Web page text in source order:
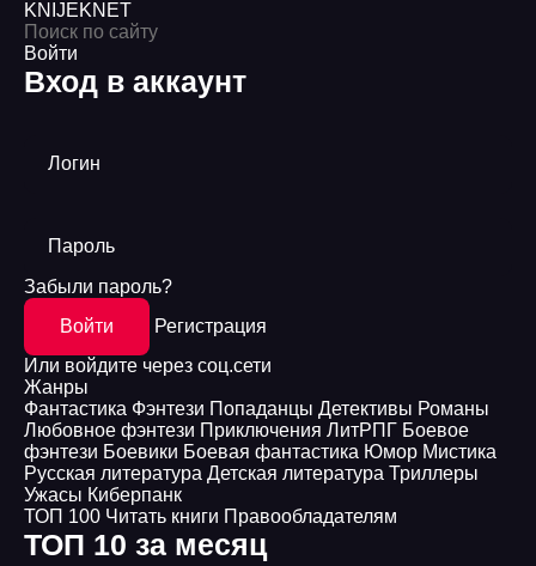
KNIJEKNET
Войти
Вход в аккаунт
Логин
Пароль
Забыли пароль?
Войти
Регистрация
Или войдите через соц.сети
Жанры
Фантастика Фэнтези Попаданцы Детективы Романы
Любовное фэнтези Приключения ЛитРПГ Боевое
фэнтези Боевики Боевая фантастика Юмор Мистика
Русская литература Детская литература Триллеры
Ужасы Киберпанк
ТОП 100 Читать книги Правообладателям
ТОП 10 за месяц